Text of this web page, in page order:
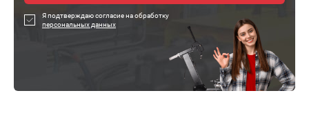
Я подтверждаю согласие на обработку
персональных данных